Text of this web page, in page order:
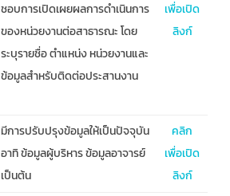
ชอบการเปิดเผยผลการดำเนินการ
ของหน่วยงานต่อสาธารณะ โดย
ระบุรายชื่อ ตำแหน่ง หน่วยงานและ
ข้อมูลสำหรับติดต่อประสานงาน
เพื่อเปิด
ลิงก์
มีการปรับปรุงข้อมูลให้เป็นปัจจุบัน
อาทิ ข้อมูลผู้บริหาร ข้อมูลอาจารย์
เป็นต้น
คลิก
เพื่อเปิด
ลิงก์